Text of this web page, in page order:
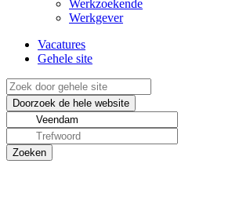
Werkzoekende
Werkgever
Vacatures
Gehele site